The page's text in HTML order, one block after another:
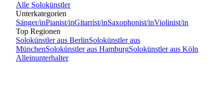
Alle Solokünstler
Unterkategorien
Sänger/inPianist/inGitarrist/inSaxophonist/inViolinist/in
Top Regionen
Solokünstleraus BerlinSolokünstleraus
MünchenSolokünstleraus HamburgSolokünstleraus Köln
Alleinunterhalter